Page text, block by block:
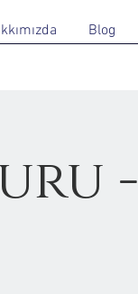
Blog
-